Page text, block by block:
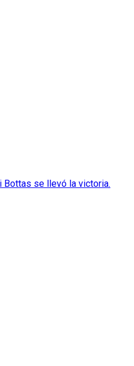
Bottas se llevó la victoria.